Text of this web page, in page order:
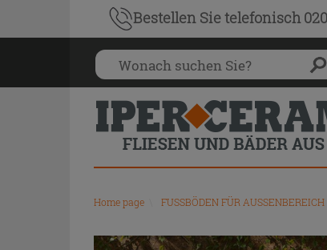
Bestellen Sietelefonisch
Home page FUSSBÖDEN FÜR AUSSENBEREICH